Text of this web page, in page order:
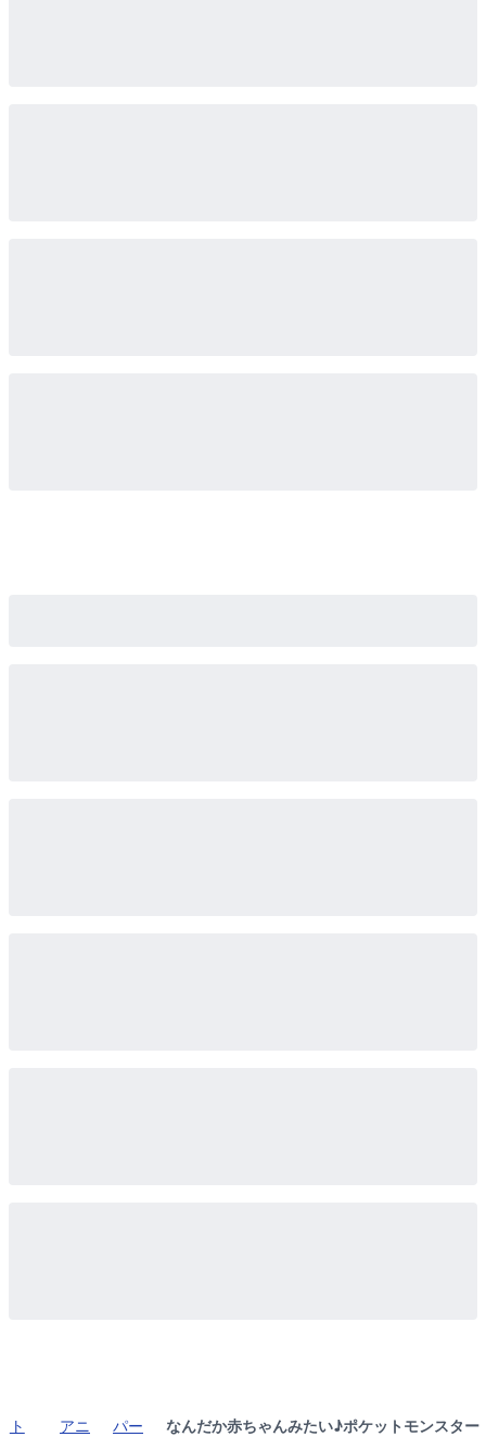
ト
アニ
パー
なんだか赤ちゃんみたい♪ポケットモンスター